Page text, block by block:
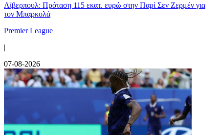
Λίβερπουλ: Πρόταση 115 εκατ. ευρώ στην Παρί Σεν Ζερμέν για
τον Μπαρκολά
Premier League
|
07-08-2026